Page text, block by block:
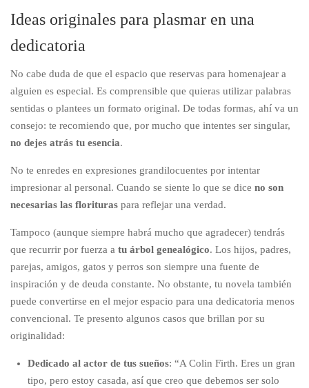
Ideas originales para plasmar en una
dedicatoria
No cabe duda de que el espacio que reservas para homenajear a
alguien es especial. Es comprensible que quieras utilizar palabras
sentidas o plantees un formato original. De todas formas, ahí va un
consejo: te recomiendo que, por mucho que intentes ser singular,
no dejes atrás tu esencia.
No te enredes en expresiones grandilocuentes por intentar
impresionar al personal. Cuando se siente lo que se dice no son
necesarias las florituras para reflejar una verdad.
Tampoco (aunque siempre habrá mucho que agradecer) tendrás
que recurrir por fuerza a tu árbol genealógico. Los hijos, padres,
parejas, amigos, gatos y perros son siempre una fuente de
inspiración y de deuda constante. No obstante, tu novela también
puede convertirse en el mejor espacio para una dedicatoria menos
convencional. Te presento algunos casos que brillan por su
originalidad:
Dedicado al actor de tus sueños: “A Colin Firth. Eres un gran
tipo, pero estoy casada, así que creo que debemos ser solo